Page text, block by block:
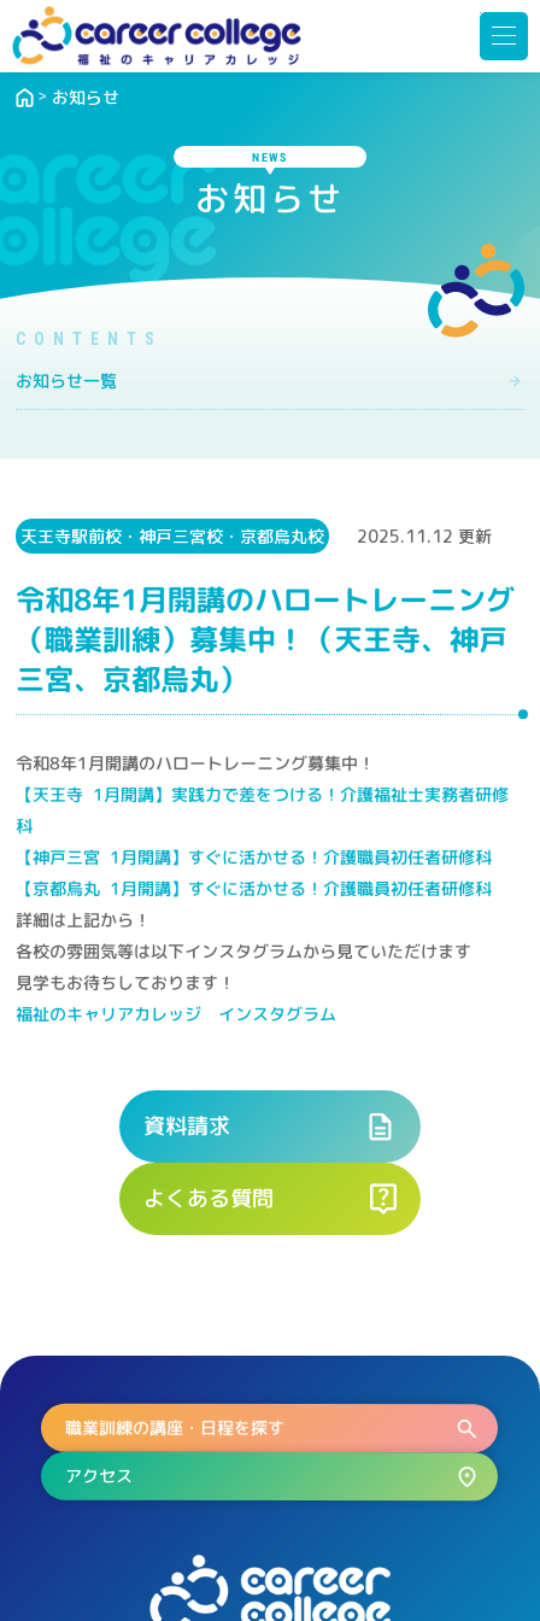
メ
ー
を
お知らせ
NEWS
お知らせ
お知らせ一覧
天王寺駅前校・神戸三宮校・京都烏丸校 2025.11.12 更新
令和8年1月開講のハロートレーニング
（職業訓練）募集中！（天王寺、神戸
三宮、京都烏丸）
令和8年1月開講のハロートレーニング募集中！
【天王寺 1月開講】実践力で差をつける！介護福祉士実務者研修
科
【神戸三宮 1月開講】すぐに活かせる！介護職員初任者研修科
【京都烏丸 1月開講】すぐに活かせる！介護職員初任者研修科
詳細は上記から！
各校の雰囲気等は以下インスタグラムから見ていただけます
見学もお待ちしております！
福祉のキャリアカレッジ インスタグラム
資料請求
よくある質問
職業訓練の講座・日程を探す
アクセス